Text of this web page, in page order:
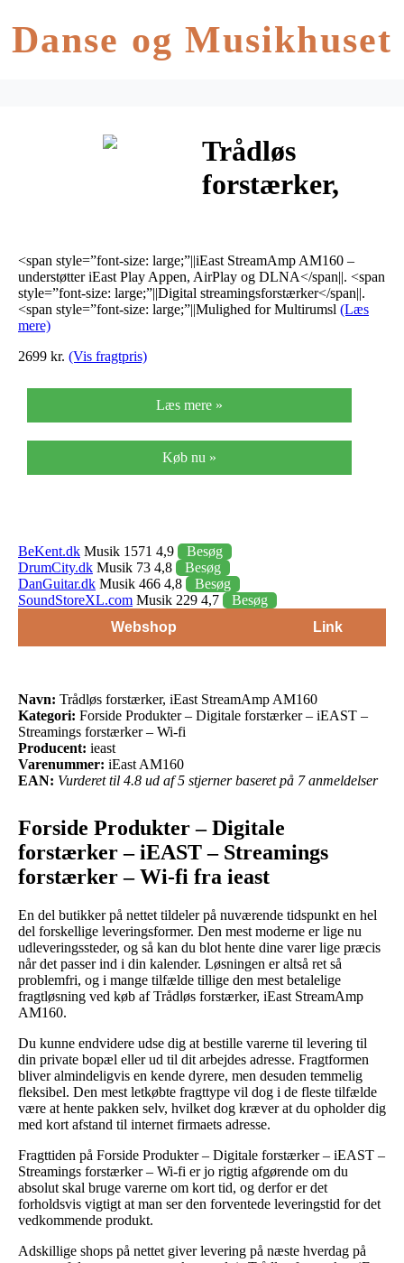
Danse og Musikhuset
Trådløs
forstærker,
StreamAmp
AM160
<span style=”font-size: large;”||iEast StreamAmp AM160 –
understøtter iEast Play Appen, AirPlay og DLNA</span||. <span
style=”font-size: large;”||Digital streamingsforstærker</span||.
<span style=”font-size: large;”||Mulighed for Multirumsl (Læs
mere)
2699 kr. (Vis fragtpris)
Læs mere »
Køb nu »
BeKent.dk Musik 1571 4,9
Besøg
DrumCity.dk Musik 73 4,8
Besøg
DanGuitar.dk Musik 466 4,8
Besøg
SoundStoreXL.com Musik 229 4,7
Besøg
Webshop
Link
Navn: Trådløs forstærker, iEast StreamAmp AM160
Kategori: Forside Produkter – Digitale forstærker – iEAST –
Streamings forstærker – Wi-fi
Producent: ieast
Varenummer: iEast AM160
EAN: Vurderet til 4.8 ud af 5 stjerner baseret på 7 anmeldelser
Forside Produkter – Digitale
forstærker – iEAST – Streamings
forstærker – Wi-fi fra ieast
En del butikker på nettet tildeler på nuværende tidspunkt en hel
del forskellige leveringsformer. Den mest moderne er lige nu
udleveringssteder, og så kan du blot hente dine varer lige præcis
når det passer ind i din kalender. Løsningen er altså ret så
problemfri, og i mange tilfælde tillige den mest betalelige
fragtløsning ved køb af Trådløs forstærker, iEast StreamAmp
AM160.
Du kunne endvidere udse dig at bestille varerne til levering til
din private bopæl eller ud til dit arbejdes adresse. Fragtformen
bliver almindeligvis en kende dyrere, men desuden temmelig
fleksibel. Den mest letkøbte fragttype vil dog i de fleste tilfælde
være at hente pakken selv, hvilket dog kræver at du opholder dig
med kort afstand til internet firmaets adresse.
Fragttiden på Forside Produkter – Digitale forstærker – iEAST –
Streamings forstærker – Wi-fi er jo rigtig afgørende om du
absolut skal bruge varerne om kort tid, og derfor er det
forholdsvis vigtigt at man ser den forventede leveringstid for det
vedkommende produkt.
Adskillige shops på nettet giver levering på næste hverdag på